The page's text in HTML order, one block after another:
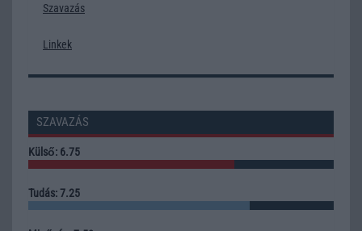
Szavazás
Linkek
SZAVAZÁS
Külső: 6.75
Tudás: 7.25